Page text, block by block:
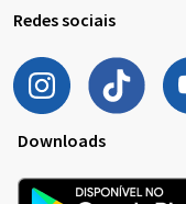
Redes sociais
Downloads